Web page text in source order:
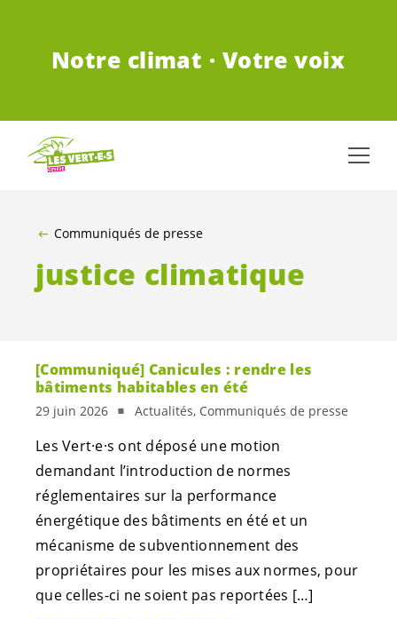
Notre climat · Votre voix
Communiqués de presse
justice climatique
[Communiqué] Canicules : rendre les
bâtiments habitables en été
29 juin 2026 Actualités, Communiqués de presse
Les Vert·e·s ont déposé une motion
demandant l’introduction de normes
réglementaires sur la performance
énergétique des bâtiments en été et un
mécanisme de subventionnement des
propriétaires pour les mises aux normes, pour
que celles-ci ne soient pas reportées […]